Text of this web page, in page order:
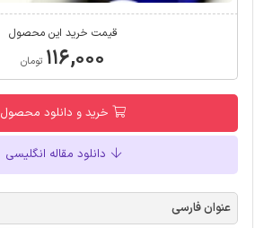
قیمت خرید این محصول
۱۱۶,۰۰۰ تومان
خرید و دانلود محصول
دانلود مقاله انگلیسی
عنوان فارسی